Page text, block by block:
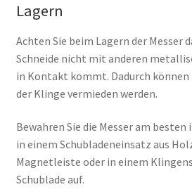
Lagern
Achten Sie beim Lagern der Messer
Schneide nicht mit anderen
in Kontakt kommt. Dadurch können
der Klinge vermieden werden.
Bewahren Sie die Messer am
in einem Schubladeneinsatz aus
Magnetleiste oder in einem
Schublade auf.